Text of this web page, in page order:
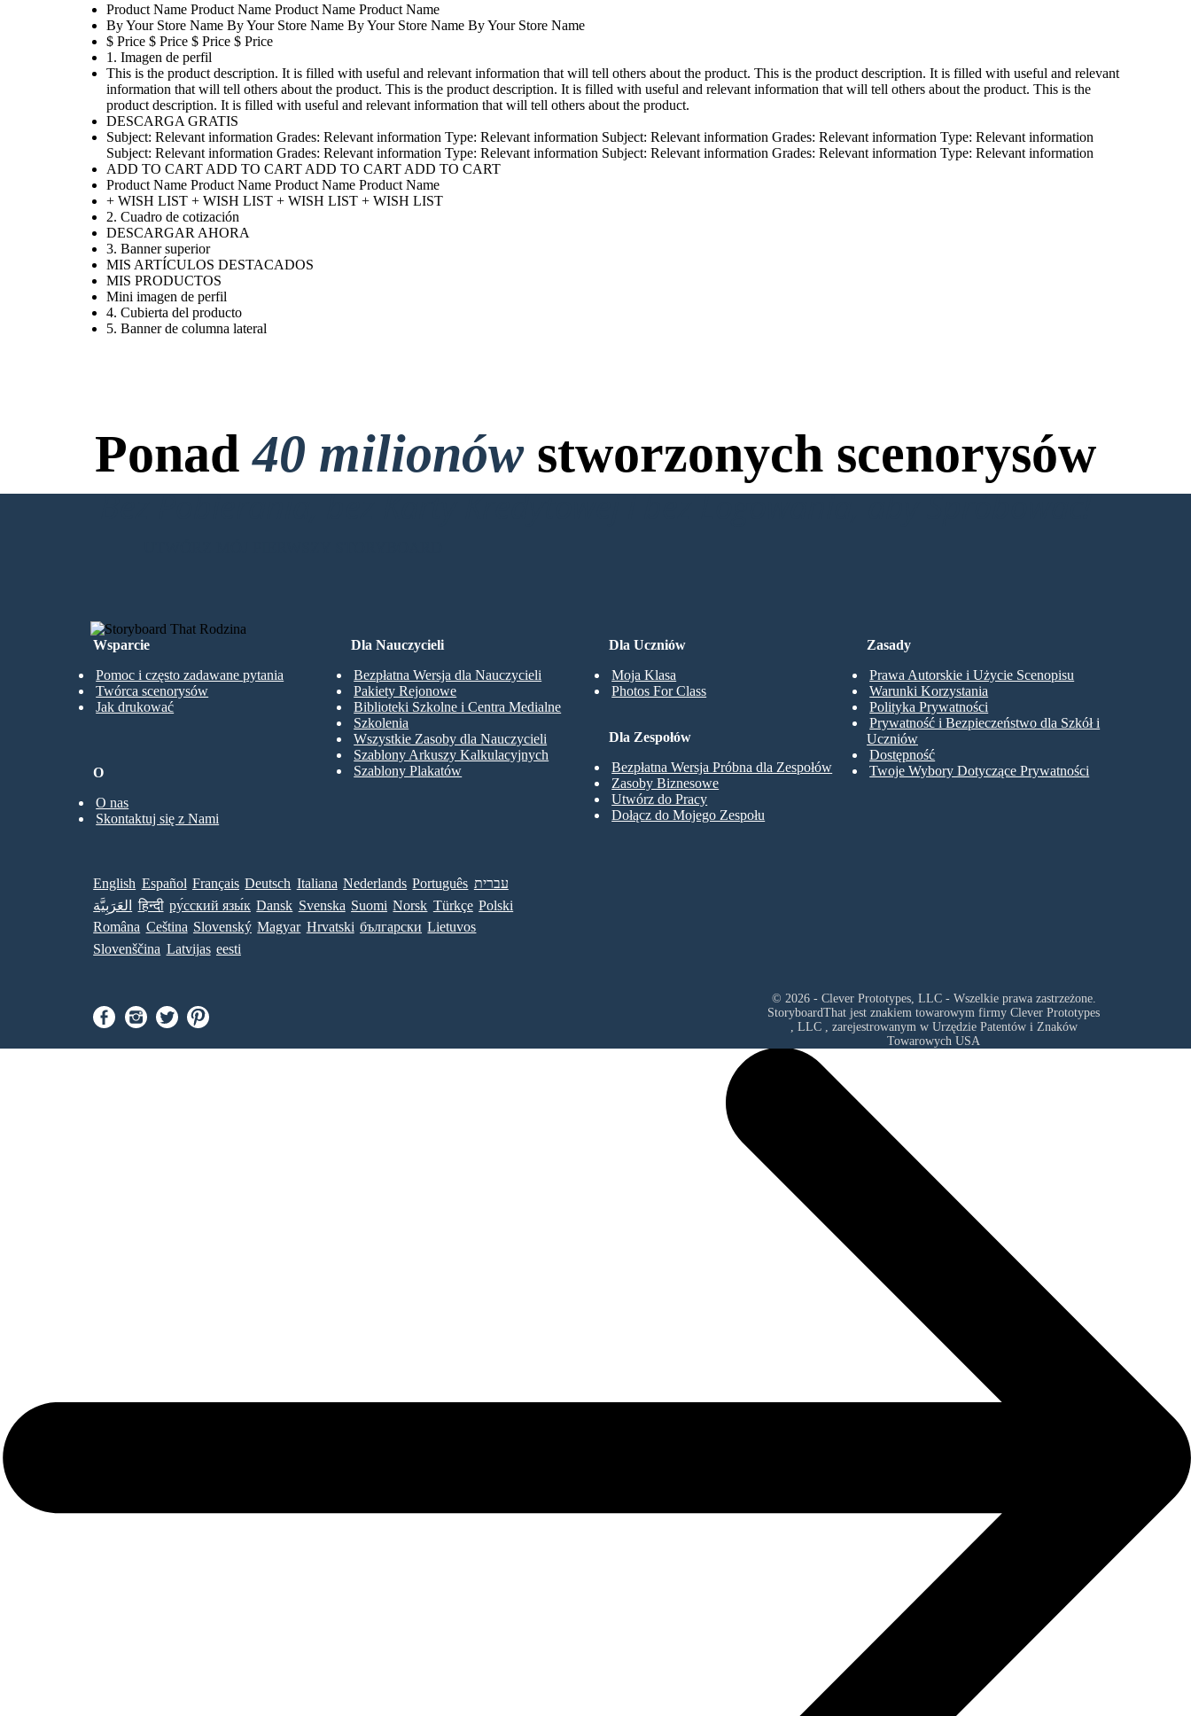
Product Name Product Name Product Name Product Name
By Your Store Name By Your Store Name By Your Store Name By Your Store Name
$ Price $ Price $ Price $ Price
1. Imagen de perfil
This is the product description. It is filled with useful and relevant information that will tell others about the product. This is the product description. It is filled with useful and relevant
information that will tell others about the product. This is the product description. It is filled with useful and relevant information that will tell others about the product. This is the
product description. It is filled with useful and relevant information that will tell others about the product.
DESCARGA GRATIS
Subject: Relevant information Grades: Relevant information Type: Relevant information Subject: Relevant information Grades: Relevant information Type: Relevant information
Subject: Relevant information Grades: Relevant information Type: Relevant information Subject: Relevant information Grades: Relevant information Type: Relevant information
ADD TO CART ADD TO CART ADD TO CART ADD TO CART
Product Name Product Name Product Name Product Name
+ WISH LIST + WISH LIST + WISH LIST + WISH LIST
2. Cuadro de cotización
DESCARGAR AHORA
3. Banner superior
MIS ARTÍCULOS DESTACADOS
MIS PRODUCTOS
Mini imagen de perfil
4. Cubierta del producto
5. Banner de columna lateral
Ponad40 milionówstworzonych scenorysów
Bez Pobierania, bez Karty Kredytowej i bez Logowania, aby Spróbować!
Wsparcie
Pomoc i często zadawane pytania
Twórca scenorysów
Jak drukować
Dla Uczniów
Moja Klasa
Photos For Class
Dla Nauczycieli
Bezpłatna Wersja dla Nauczycieli
Pakiety Rejonowe
Biblioteki Szkolne i Centra Medialne
Szkolenia
Wszystkie Zasoby dla Nauczycieli
Szablony Arkuszy Kalkulacyjnych
Szablony Plakatów
Dla Zespołów
Bezpłatna Wersja Próbna dla Zespołów
Zasoby Biznesowe
Utwórz do Pracy
Dołącz do Mojego Zespołu
O
O nas
Skontaktuj się z Nami
Zasady
Prawa Autorskie i Użycie Scenopisu
Warunki Korzystania
Polityka Prywatności
Prywatność i Bezpieczeństwo dla Szkół i
Uczniów
Dostępność
Twoje Wybory Dotyczące Prywatności
English Español Français Deutsch Italiana Nederlands Português עברית
العَرَبِيَّة
हिन्दी ру́сский язы́к Dansk Svenska Suomi Norsk Türkçe Polski
Româna Ceština Slovenský Magyar Hrvatski български Lietuvos
Slovenščina Latvijas eesti
© 2026 - Clever Prototypes, LLC - Wszelkie prawa zastrzeżone.
StoryboardThat jest znakiem towarowym firmy Clever Prototypes
, LLC, zarejestrowanym w Urzędzie Patentów i Znaków
Towarowych USA